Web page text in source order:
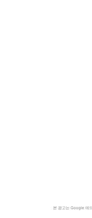
본 광고는 Google 애